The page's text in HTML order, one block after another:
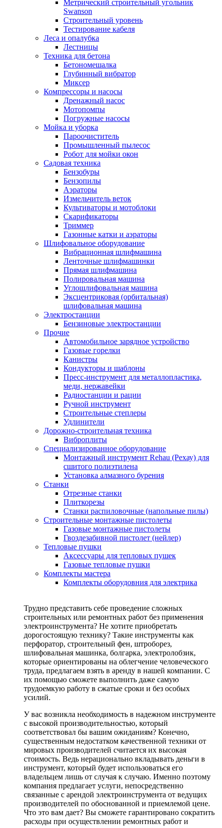
Метрический строительный угольник
Swanson
Строительный уровень
Тестирование кабеля
Леса и опалубка
Лестницы
Техника для бетона
Бетономешалка
Глубинный вибратор
Миксер
Компрессоры и насосы
Дренажный насос
Мотопомпы
Погружные насосы
Мойка и уборка
Пароочиститель
Промышленный пылесос
Робот для мойки окон
Садовая техника
Бензобуры
Бензопилы
Аэраторы
Измельчитель веток
Культиваторы и мотоблоки
Скарификаторы
Триммер
Газонные катки и аэраторы
Шлифовальное оборудование
Вибрационная шлифмашина
Ленточные шлифмашинки
Прямая шлифмашина
Полировальная машина
Углошлифовальная машина
Эксцентриковая (орбитальная)
шлифовальная машина
Электростанции
Бензиновые электростанции
Прочие
Автомобильное зарядное устройство
Газовые горелки
Канистры
Кондукторы и шаблоны
Пресс-инструмент для металлопластика,
меди, нержавейки
Радиостанции и рации
Ручной инструмент
Строительные степлеры
Удлинители
Дорожно-строительная техника
Виброплиты
Специализированное оборудование
Монтажный инструмент Rehau (Рехау) для
сшитого полиэтилена
Установка алмазного бурения
Станки
Отрезные станки
Плиткорезы
Станки распиловочные (напольные пилы)
Строительные монтажные пистолеты
Газовые монтажные пистолеты
Гвоздезабивной пистолет (нейлер)
Тепловые пушки
Аксессуары для тепловых пушек
Газовые тепловые пушки
Комплекты мастера
Комплекты оборудовния для электрика
Трудно представить себе проведение сложных
строительных или ремонтных работ без применения
электроинструмента? Не хотите приобретать
дорогостоящую технику? Такие инструменты как
перфоратор, строительный фен, штроборез,
шлифовальная машинка, болгарка, электролобзик,
которые ориентированы на облегчение человеческого
труда, предлагаем взять в аренду в нашей компании. С
их помощью сможете выполнить даже самую
трудоемкую работу в сжатые сроки и без особых
усилий.
У вас возникла необходимость в надежном инструменте
с высокой производительностью, который
соответствовал бы вашим ожиданиям? Конечно,
существенным недостатком качественной техники от
мировых производителей считается их высокая
стоимость. Ведь нерационально вкладывать деньги в
инструмент, который будет использоваться его
владельцем лишь от случая к случаю. Именно поэтому
компания предлагает услуги, непосредственно
связанные с арендой электроинструмента от ведущих
производителей по обоснованной и приемлемой цене.
Что это вам дает? Вы сможете гарантировано сократить
расходы при осуществлении ремонтных работ и